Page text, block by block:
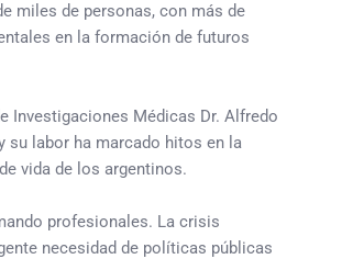
miles de personas, con más de
en la formación de futuros
Investigaciones Médicas Dr. Alfredo
su labor ha marcado hitos en la
vida de los argentinos.
profesionales. La crisis
necesidad de políticas públicas